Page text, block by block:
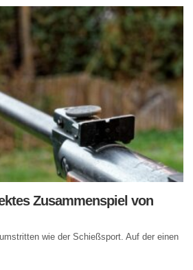
Zusammenspiel von
wie der Schießsport. Auf der einen